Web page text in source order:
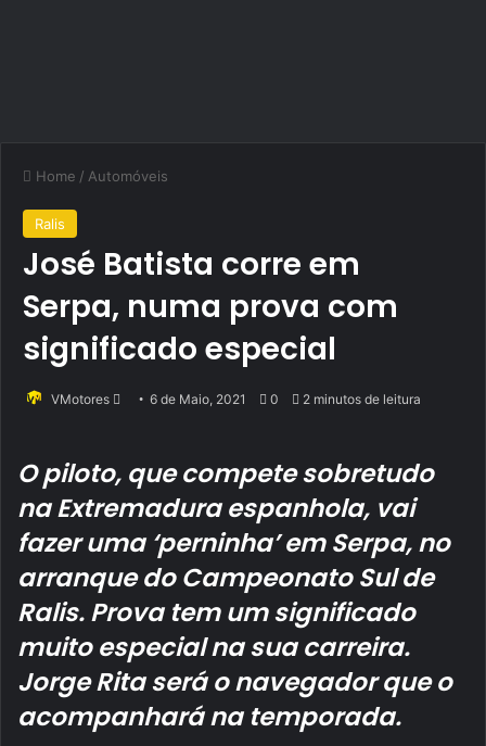
Home / Automóveis
Ralis
José Batista corre em
Serpa, numa prova com
significado especial
VMotores
Send6 de Maio, 2021 0 2 minutos de leitura
O piloto, que compete sobretudo
na Extremadura espanhola, vai
fazer uma ‘perninha’ em Serpa, no
arranque do Campeonato Sul de
Ralis. Prova tem um significado
muito especial na sua carreira.
Jorge Rita será o navegador que o
acompanhará na temporada.